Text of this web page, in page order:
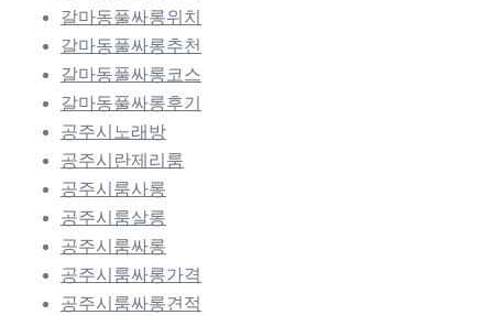
갈마동풀싸롱위치
갈마동풀싸롱추천
갈마동풀싸롱코스
갈마동풀싸롱후기
공주시노래방
공주시란제리룸
공주시룸사롱
공주시룸살롱
공주시룸싸롱
공주시룸싸롱가격
공주시룸싸롱견적